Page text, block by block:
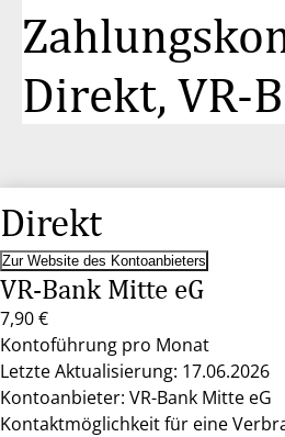
Direkt, VR-
Direkt
Zur Website des Kontoanbieters
VR-Bank Mitte eG
7,90 €
Kontoführung pro Monat
Letzte Aktualisierung: 17.06.2026
Kontoanbieter: VR-Bank Mitte eG
Kontaktmöglichkeit für eine